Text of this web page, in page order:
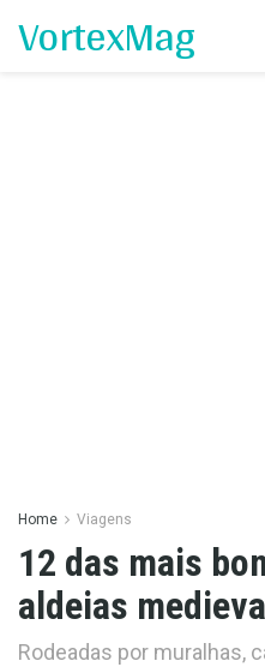
VortexMag
Home Viagens
12 das mais
aldeias
Rodeadas por muralhas,